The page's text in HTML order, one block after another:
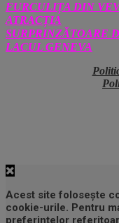
FURCULIȚA DIN
ATRACȚIA
SURPRINZĂTOARE
LACUL GENEVA
Acest site folosește
cookie-urile. Pentru
preferințelor